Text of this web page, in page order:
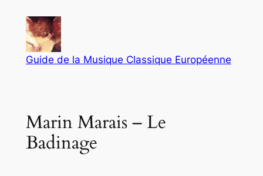
contenu
Guide de la Musique Classique Européenne
Marin Marais – Le
Badinage